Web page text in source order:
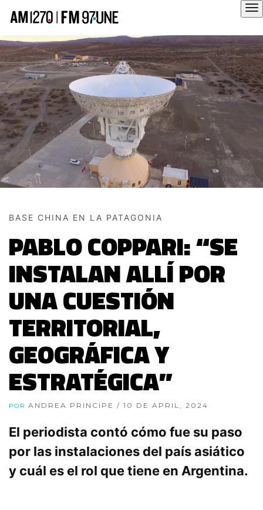
BASE CHINA EN LA PATAGONIA
PABLO COPPARI: “SE
INSTALAN ALLÍ POR
UNA CUESTIÓN
TERRITORIAL,
GEOGRÁFICA Y
ESTRATÉGICA”
POR ANDREA PRINCIPE / 10 DE APRIL, 2024
El periodista contó cómo fue su paso
por las instalaciones del país asiático
y cuál es el rol que tiene en Argentina.